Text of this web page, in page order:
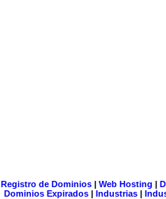
Registro de Dominios| Web Hosting |
Dominios Expirados | Industrias |